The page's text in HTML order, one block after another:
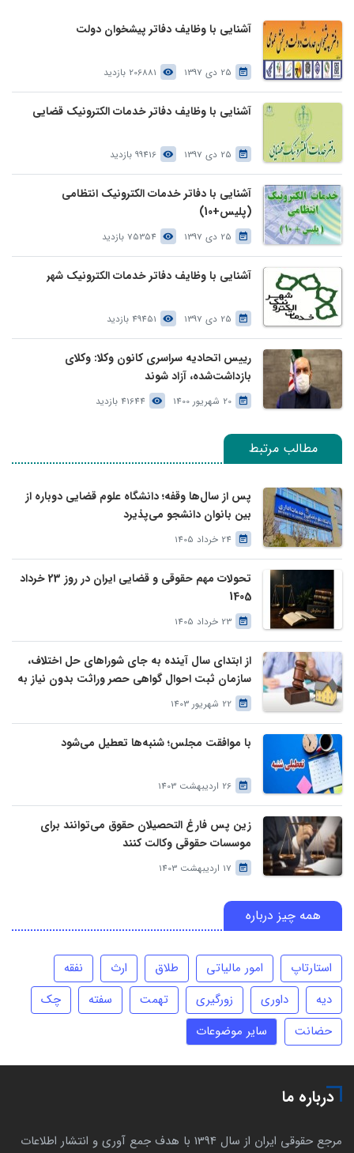
آشنایی با وظایف دفاتر پیشخوان دولت
25 دی 1397 206881 بازدید
آشنایی با وظایف دفاتر خدمات الکترونیک قضایی
25 دی 1397 99416 بازدید
آشنایی با دفاتر خدمات الکترونیک انتظامی
(پلیس+10)
25 دی 1397 75354 بازدید
آشنایی با وظایف دفاتر خدمات الکترونیک شهر
25 دی 1397 49451 بازدید
رییس اتحادیه سراسری کانون وکلا: وکلای
بازداشت‌شده، آزاد شوند
20 شهریور 1400 41644 بازدید
مطالب مرتبط
پس از سال‌ها وقفه؛ دانشگاه علوم قضایی دوباره از
بین بانوان دانشجو می‌پذیرد
24 خرداد 1405
تحولات مهم حقوقی و قضایی ایران در روز 23 خرداد
1405
23 خرداد 1405
از ابتدای سال آینده به جای شوراهای حل اختلاف،
سازمان ثبت احوال گواهی حصر وراثت بدون نیاز به
درخواست وراث صادر خواهد کرد
22 شهریور 1403
با موافقت مجلس؛ شنبه‌ها تعطیل می‌شود
26 اردیبهشت 1403
زین پس فارغ التحصیلان حقوق می‌توانند برای
موسسات حقوقی وکالت کنند
17 اردیبهشت 1403
همه چیز درباره
استارتاپ امور مالیاتی طلاق ارث
نفقه
دیه
داوری زورگیری تهمت سفته
چک
حضانت
سایر موضوعات
درباره ما
مرجع حقوقی ایران از سال 1394 با هدف جمع آوری و انتشار اطلاعات